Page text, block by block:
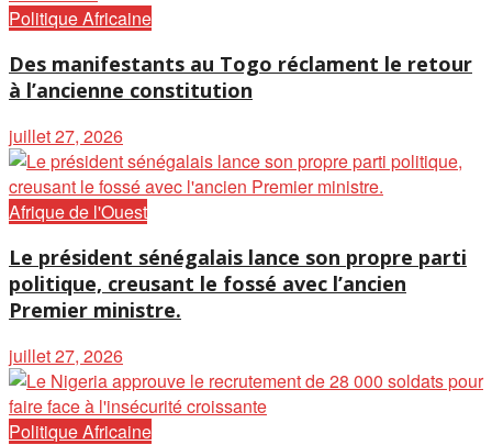
Politique Africaine
Des manifestants au Togo réclament le retour
à l’ancienne constitution
juillet 27, 2026
Afrique de l'Ouest
Le président sénégalais lance son propre parti
politique, creusant le fossé avec l’ancien
Premier ministre.
juillet 27, 2026
Politique Africaine